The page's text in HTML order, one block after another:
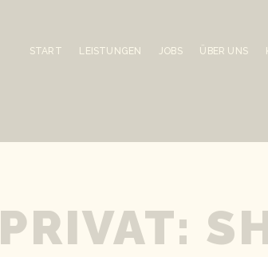
START LEISTUNGEN JOBS ÜBER UNS
PRIVAT: